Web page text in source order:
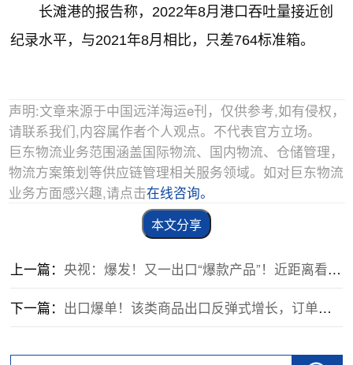
长滩港的报告称，2022年8月港口吞吐量接近创
纪录水平，与2021年8月相比，只差764标准箱。
声明:文章来源于中国远洋海运e刊，仅供参考,如有侵权，
请联系我们,内容属作者个人观点。不代表官方立场。
巨东物流业务范围涵盖国际物流、国内物流、仓储管理，
物流方案策划等供应链管理相关服务领域。如对巨东物流
业务方面感兴趣,请点击在线咨询。
本文分享
上一篇： 央视：爆发！又一出口“爆款产品”！近距离看一块锂电池从生产到出口全过程
下一篇： 出口爆单！该类商品出口反弹式增长，订单排到明年四月